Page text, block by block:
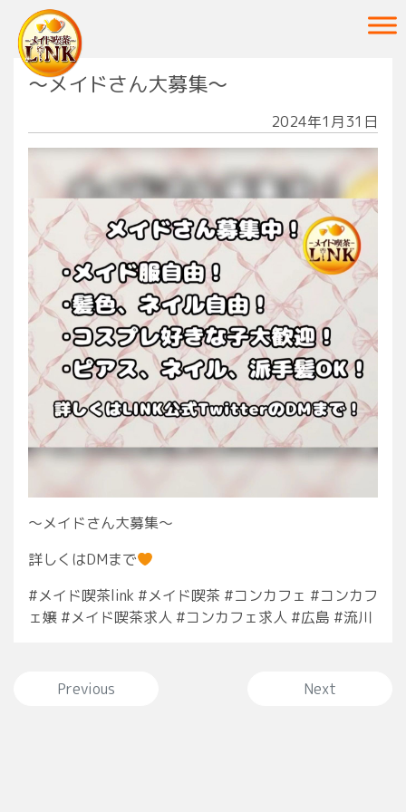
Main Navigation
〜メイドさん大募集〜
2024年1月31日
〜メイドさん大募集〜
詳しくはDMまで
#メイド喫茶link #メイド喫茶 #コンカフェ #コンカフ
ェ嬢 #メイド喫茶求人 #コンカフェ求人 #広島 #流川
投稿ナビゲーション
Previous Next